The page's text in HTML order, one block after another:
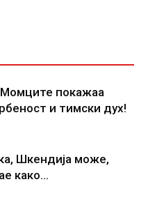
покажаа
и тимски дух!
Шкендија може,
како…